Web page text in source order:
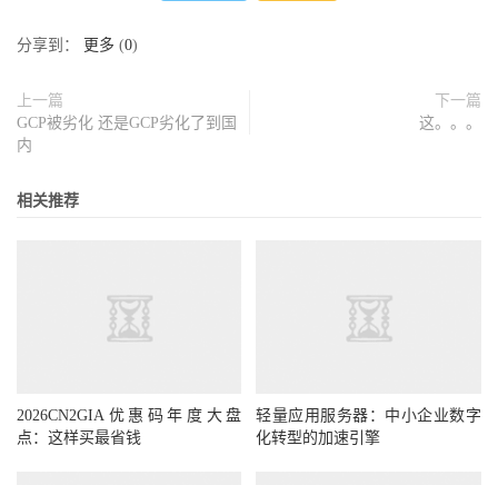
分享到： 更多 (0)
上一篇
GCP被劣化 还是GCP劣化了到国
内
下一篇
这。。。
相关推荐
2026CN2GIA优惠码年度大盘
点：这样买最省钱
轻量应用服务器：中小企业数字
化转型的加速引擎